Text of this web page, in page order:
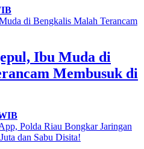
Ibu Muda di
Membusuk di